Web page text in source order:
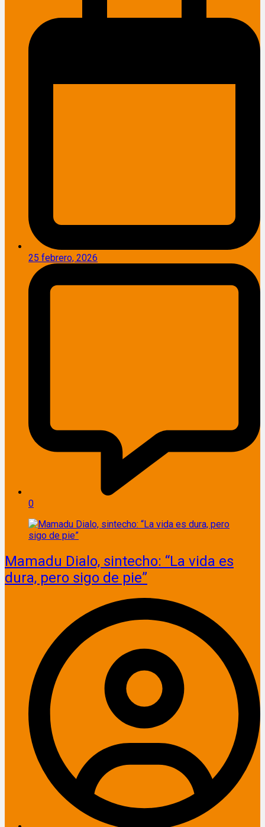
25 febrero, 2026
0
Mamadu Dialo, sintecho: “La vida es
dura, pero sigo de pie”